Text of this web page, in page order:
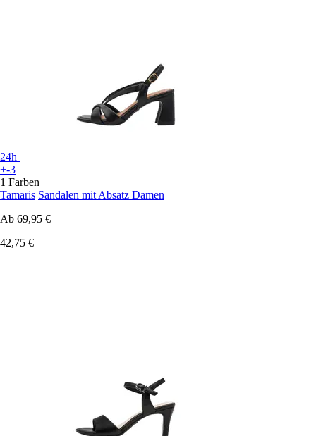
24h
+-3
1 Farben
Tamaris Sandalen mit Absatz Damen
Ab 69,95 €
42,75 €